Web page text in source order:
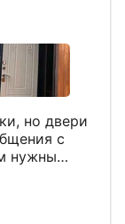
но двери
с
нужны
нашлись
и